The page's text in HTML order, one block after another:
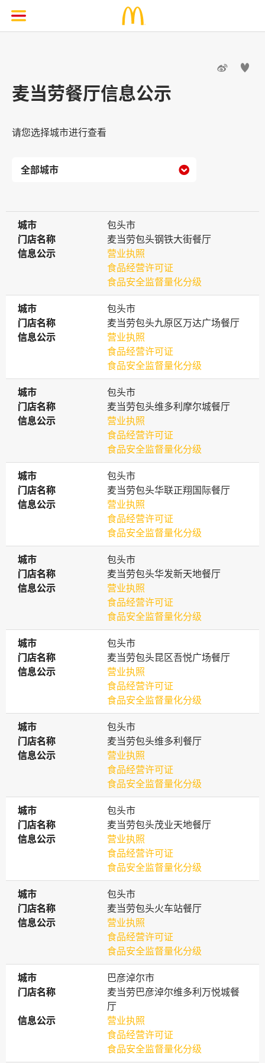
 
麦当劳餐厅信息公示
请您选择城市进行查看

城市
城市
包头市
门店名称
门店名称
麦当劳包头钢铁大街餐厅
信息公示
信息公示
营业执照
食品经营许可证
食品安全监督量化分级
城市
城市
包头市
门店名称
门店名称
麦当劳包头九原区万达广场餐厅
信息公示
信息公示
营业执照
食品经营许可证
食品安全监督量化分级
城市
城市
包头市
门店名称
门店名称
麦当劳包头维多利摩尔城餐厅
信息公示
信息公示
营业执照
食品经营许可证
食品安全监督量化分级
城市
城市
包头市
门店名称
门店名称
麦当劳包头华联正翔国际餐厅
信息公示
信息公示
营业执照
食品经营许可证
食品安全监督量化分级
城市
城市
包头市
门店名称
门店名称
麦当劳包头华发新天地餐厅
信息公示
信息公示
营业执照
食品经营许可证
食品安全监督量化分级
城市
城市
包头市
门店名称
门店名称
麦当劳包头昆区吾悦广场餐厅
信息公示
信息公示
营业执照
食品经营许可证
食品安全监督量化分级
城市
城市
包头市
门店名称
门店名称
麦当劳包头维多利餐厅
信息公示
信息公示
营业执照
食品经营许可证
食品安全监督量化分级
城市
城市
包头市
门店名称
门店名称
麦当劳包头茂业天地餐厅
信息公示
信息公示
营业执照
食品经营许可证
食品安全监督量化分级
城市
城市
包头市
门店名称
门店名称
麦当劳包头火车站餐厅
信息公示
信息公示
营业执照
食品经营许可证
食品安全监督量化分级
城市
城市
巴彦淖尔市
门店名称
门店名称
麦当劳巴彦淖尔维多利万悦城餐
厅
信息公示
信息公示
营业执照
食品经营许可证
食品安全监督量化分级